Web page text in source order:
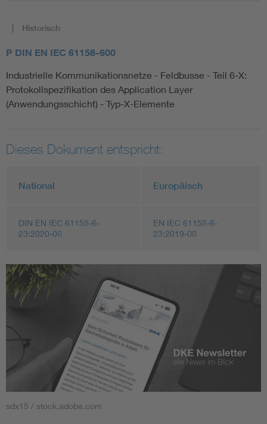
Historisch
P DIN EN IEC 61158-600
Industrielle Kommunikationsnetze - Feldbusse - Teil 6-X:
Protokollspezifikation des Application Layer
(Anwendungsschicht) - Typ-X-Elemente
Dieses Dokument entspricht:
National Europäisch
DIN EN IEC 61158-6-
23:2020-08
EN IEC 61158-6-
23:2019-08
sdx15 / stock.adobe.com